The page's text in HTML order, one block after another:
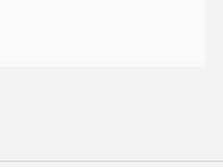
en el valle del Guadalhorce